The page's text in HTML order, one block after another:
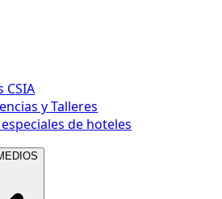
CSIA
y Talleres
de hoteles